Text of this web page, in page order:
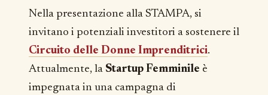
Nella presentazione alla STAMPA, si
invitano i potenziali investitori a sostenere il
Circuito delle Donne Imprenditrici.
Attualmente, la Startup Femminile è
impegnata in una campagna di